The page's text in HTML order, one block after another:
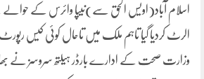
اسلام آباد(اویس الحق سے)نیپا وائرس کے حوالے
الرٹ کردیا گیا تاہم ملک میں تاحال کوئی کیس رپورٹ
وزارت صحت کے ادارے بارڈر ہیلتھ سروسز نے